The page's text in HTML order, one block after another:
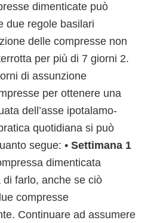
dimenticate può
due regole basilari
delle compresse non
per più di 7 giorni 2.
di assunzione
per ottenere una
dell’asse ipotalamo-
quotidiana si può
segue: • Settimana 1
dimenticata
farlo, anche se ciò
compresse
Continuare ad assumere